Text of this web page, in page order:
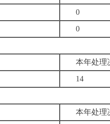
0
0
本年处理
14
本年处理